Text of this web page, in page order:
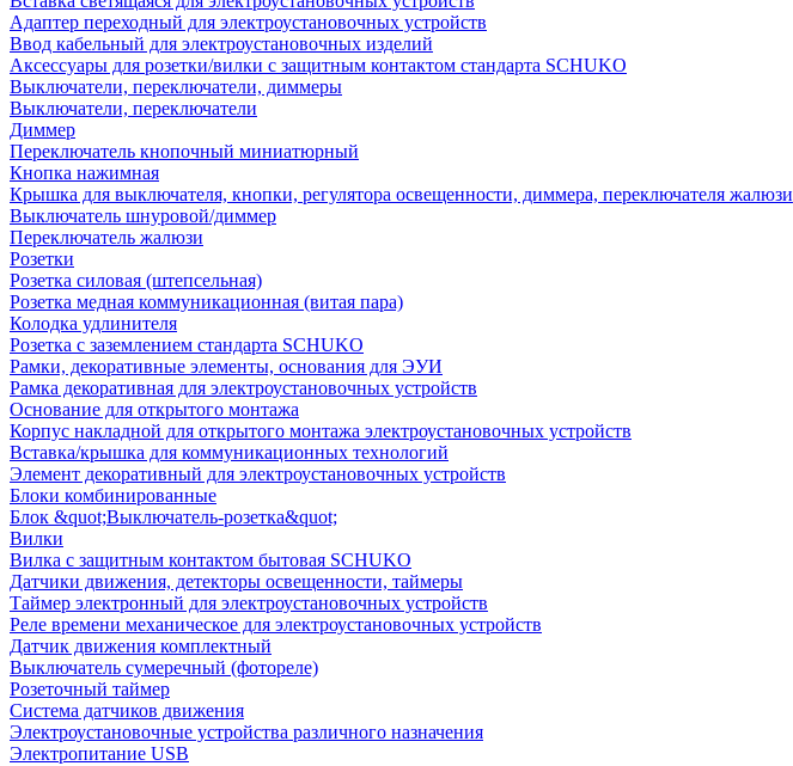
Адаптер переходный для электроустановочных устройств
Ввод кабельный для электроустановочных изделий
Аксессуары для розетки/вилки с защитным контактом стандарта SCHUKO
Выключатели, переключатели, диммеры
Выключатели, переключатели
Диммер
Переключатель кнопочный миниатюрный
Кнопка нажимная
Крышка для выключателя, кнопки, регулятора освещенности, диммера, переключателя жалюзи
Выключатель шнуровой/диммер
Переключатель жалюзи
Розетки
Розетка силовая (штепсельная)
Розетка медная коммуникационная (витая пара)
Колодка удлинителя
Розетка с заземлением стандарта SCHUKO
Рамки, декоративные элементы, основания для ЭУИ
Рамка декоративная для электроустановочных устройств
Основание для открытого монтажа
Корпус накладной для открытого монтажа электроустановочных устройств
Вставка/крышка для коммуникационных технологий
Элемент декоративный для электроустановочных устройств
Блоки комбинированные
Блок &quot;Выключатель-розетка&quot;
Вилки
Вилка с защитным контактом бытовая SCHUKO
Датчики движения, детекторы освещенности, таймеры
Таймер электронный для электроустановочных устройств
Реле времени механическое для электроустановочных устройств
Датчик движения комплектный
Выключатель сумеречный (фотореле)
Розеточный таймер
Система датчиков движения
Электроустановочные устройства различного назначения
Электропитание USB